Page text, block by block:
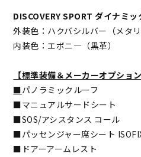
DISCOVERY SPORT ダイナミ
外装色：ハクバシルバー（メタリ
内装色：エボニ―（黒革）
【標準装備＆メーカーオプション
■パノラミックルーフ
■マニュアルサードシート
■SOS/アシスタンス コール
■パッセンジャー席シート
■ドアーアームレスト